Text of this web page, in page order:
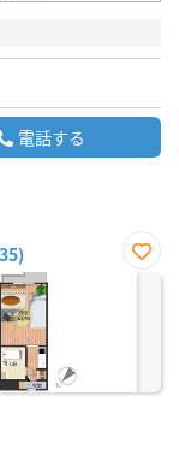
電話する
お気